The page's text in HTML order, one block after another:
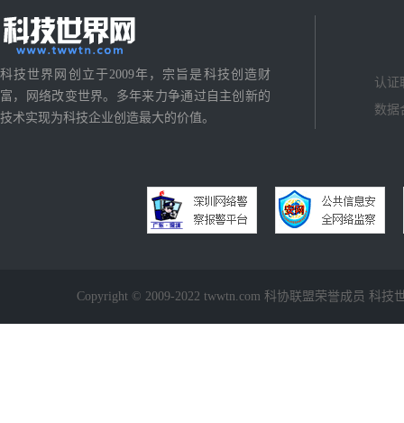
科技世界网创立于2009年，宗旨是科技创造财
富，网络改变世界。多年来力争通过自主创新的
技术实现为科技企业创造最大的价值。
认证
数据
Copyright © 2009-2022 twwtn.com 科协联盟荣誉成员 科